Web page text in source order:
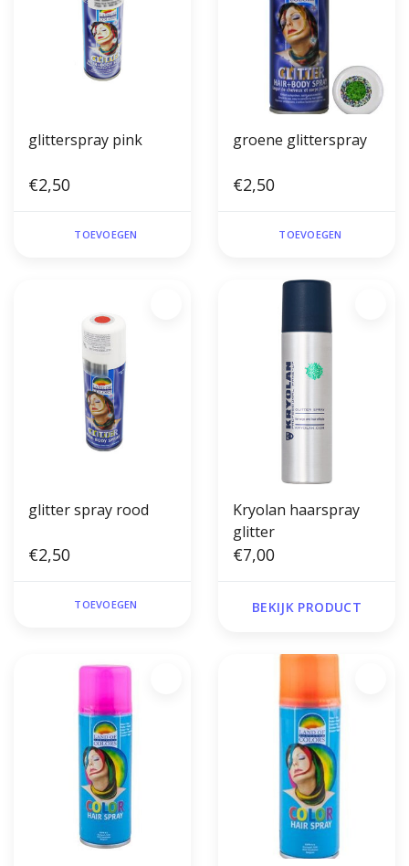
glitterspray pink
€2,50
TOEVOEGEN
groene glitterspray
€2,50
TOEVOEGEN
glitter spray rood
€2,50
TOEVOEGEN
Kryolan haarspray
glitter
€7,00
BEKIJK PRODUCT